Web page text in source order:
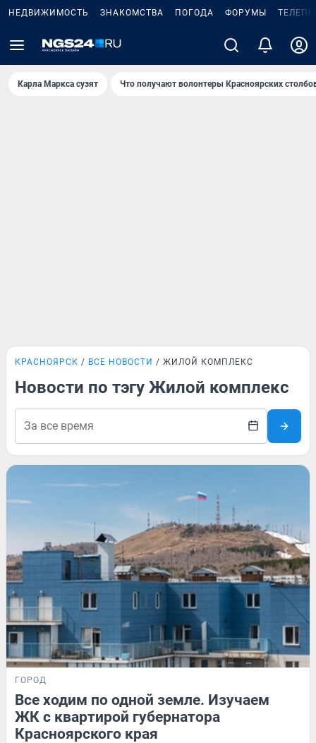
НЕДВИЖИМОСТЬ ЗНАКОМСТВА ПОГОДА ФОРУМЫ
Карла Маркса сузят Что получают волонтеры Красноярских
КРАСНОЯРСК ВСЕ НОВОСТИ ЖИЛОЙ КОМПЛЕКС
Новости по тэгу Жилой комплекс
ГОРОД
Все ходим по одной земле. Изучаем
ЖК с квартирой губернатора
Красноярского края